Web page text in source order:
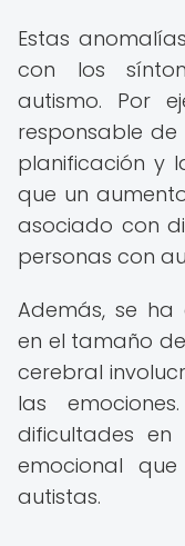
Estas
con los
autismo. Por
responsable de
planificación y
que un
asociado con
personas con
Además, se ha
en el tamaño
cerebral
las
dificultades en
emocional
autistas.